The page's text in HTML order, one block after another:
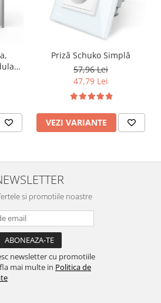
Priză Schuko Simplă
57,96 Lei
47,79 Lei
VEZI VARIANTE
si promotiile noastre
newsletter cu promotiile
mai multe in Politica de